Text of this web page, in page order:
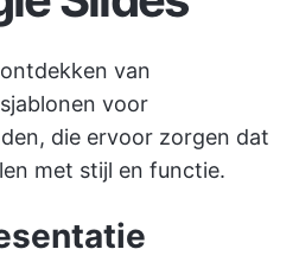
van
voor
die ervoor zorgen dat
met stijl en functie.